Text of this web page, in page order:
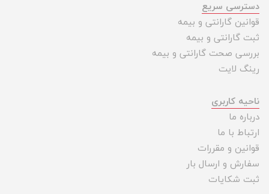
دسترسی سریع
قوانین گارانتی و بیمه
ثبت گارانتی و بیمه
بررسی صحت گارانتی و بیمه
رینگ لایت
ناحیه کاربری
درباره ما
ارتباط با ما
قوانین و مقررات
سفارش و ارسال بار
ثبت شکایات